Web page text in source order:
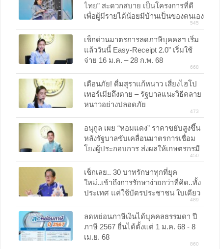
ไทย” สะดวกสบาย เป็นโครงการที่ดี
เพื่อผู้มีรายได้น้อยมีบ้านเป็นของตนเอง
545
เช็กด่วนมาตรการลดภาษีบุคคลฯ เริ่ม
แล้ววันนี้ Easy-Receipt 2.0” เริ่มใช้
จ่าย 16 ม.ค. – 28 ก.พ. 68
668
เตือนภัย! ดื่มสุราแก้หนาว เสี่ยงไฮโป
เทอร์เมียถึงตาย – รัฐบาลแนะวิธีคลาย
หนาวอย่างปลอดภัย
473
อนุกูล เผย “หอมแดง” ราคาขยับสูงขึ้น
หลังรัฐบาลขับเคลื่อนมาตรการเชื่อม
โยงผู้ประกอบการ ส่งผลให้เกษตรกรมี
450
เช็กเลย.. 30 บาทรักษาทุกที่ยุค
ใหม่..เข้าถึงการรักษาง่ายกว่าที่คิด..ทั้ง
ประเทศ แค่ใช้บัตรประชาชน ใบเดียว
สังเกตสัญลักษณ์ 30 บาทรักษาทุกที่489
ลดหย่อนภาษีเงินได้บุคคลธรรมดา ปี
ภาษี 2567 ยื่นได้ตั้งแต่ 1 ม.ค. 68 - 8
เม.ย. 68
860